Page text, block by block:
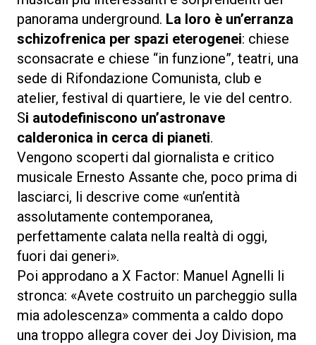
panorama underground. La loro è un’erranza
schizofrenica per spazi eterogenei: chiese
sconsacrate e chiese “in funzione”, teatri, una
sede di Rifondazione Comunista, club e
atelier, festival di quartiere, le vie del centro.
Si autodefiniscono un’astronave
calderonica in cerca di pianeti.
Vengono scoperti dal giornalista e critico
musicale Ernesto Assante che, poco prima di
lasciarci, li descrive come «un’entità
assolutamente contemporanea,
perfettamente calata nella realtà di oggi,
fuori dai generi».
Poi approdano a X Factor: Manuel Agnelli li
stronca: «Avete costruito un parcheggio sulla
mia adolescenza» commenta a caldo dopo
una troppo allegra cover dei Joy Division, ma